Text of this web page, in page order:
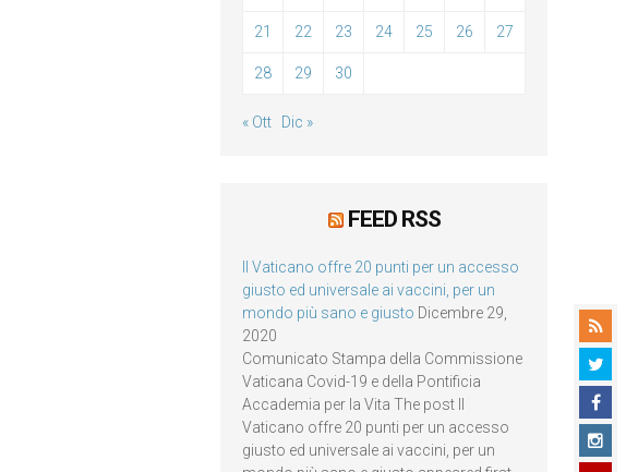
21 22 23 24 25 26 27
28 29 30
« Ott Dic »
FEED RSS
Il Vaticano offre 20 punti per un accesso
giusto ed universale ai vaccini, per un
mondo più sano e giusto Dicembre 29,
2020
Comunicato Stampa della Commissione
Vaticana Covid-19 e della Pontificia
Accademia per la Vita The post Il
Vaticano offre 20 punti per un accesso
giusto ed universale ai vaccini, per un